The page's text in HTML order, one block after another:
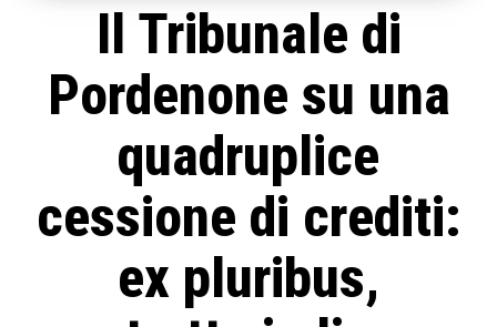
Il Tribunale di
Pordenone su una
quadruplice
cessione di crediti:
ex pluribus,